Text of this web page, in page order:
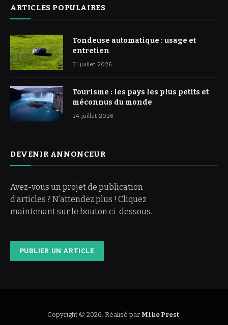
ARTICLES POPULAIRES
Tondeuse automatique : usage et
entretien
31 juillet 2026
Tourisme : les pays les plus petits et
méconnus du monde
24 juillet 2026
DEVENIR ANNONCEUR
Avez-vous un projet de publication
d’articles ? N’attendez plus ! Cliquez
maintenant sur le bouton ci-dessous.
PUBLIER UN ARTICLE
Copyright © 2026. Réalisé par Mike Prest.